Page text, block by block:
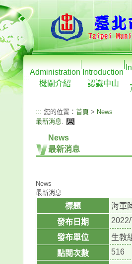
:::
Administration
機關介紹
Introduction
認識中山
::: 您的位置： 首頁 > News
最新消息.
News
最新消息
News
最新消息
標題
海軍
發布日期
發布單位
生教
點閱次數
516